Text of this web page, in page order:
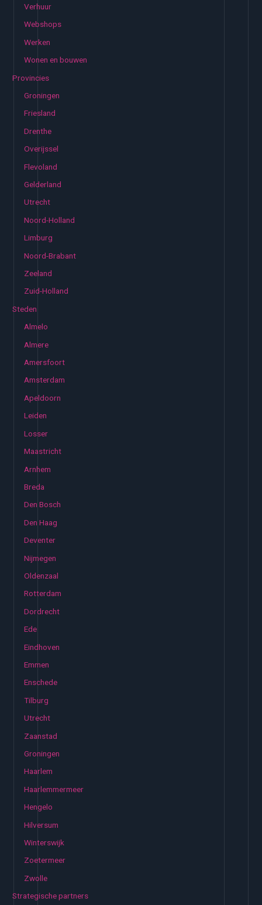
Verhuur
Webshops
Werken
Wonen en bouwen
Provincies
Groningen
Friesland
Drenthe
Overijssel
Flevoland
Gelderland
Utrecht
Noord-Holland
Limburg
Noord-Brabant
Zeeland
Zuid-Holland
Steden
Almelo
Almere
Amersfoort
Amsterdam
Apeldoorn
Leiden
Losser
Maastricht
Arnhem
Breda
Den Bosch
Den Haag
Deventer
Nijmegen
Oldenzaal
Rotterdam
Dordrecht
Ede
Eindhoven
Emmen
Enschede
Tilburg
Utrecht
Zaanstad
Groningen
Haarlem
Haarlemmermeer
Hengelo
Hilversum
Winterswijk
Zoetermeer
Zwolle
Strategische partners